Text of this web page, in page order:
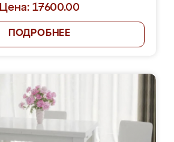
Цена: 17600.00
ПОДРОБНЕЕ